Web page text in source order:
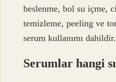
beslenme, bol su içme,
temizleme, peeling ve
serum kullanımı dahildir.
Serumlar hangi